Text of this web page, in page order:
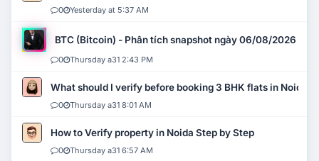
0 Yesterday at 5:37 AM
BTC (Bitcoin) - Phân tích snapshot ngày 06/08/2026
0 Thursday a31 2:43 PM
What should I verify before booking 3 BHK flats in Noida?
0 Thursday a31 8:01 AM
How to Verify property in Noida Step by Step
0 Thursday a31 6:57 AM